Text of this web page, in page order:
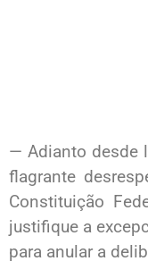
— Adianto desde
flagrante
Constituição
justifique a
para anular a